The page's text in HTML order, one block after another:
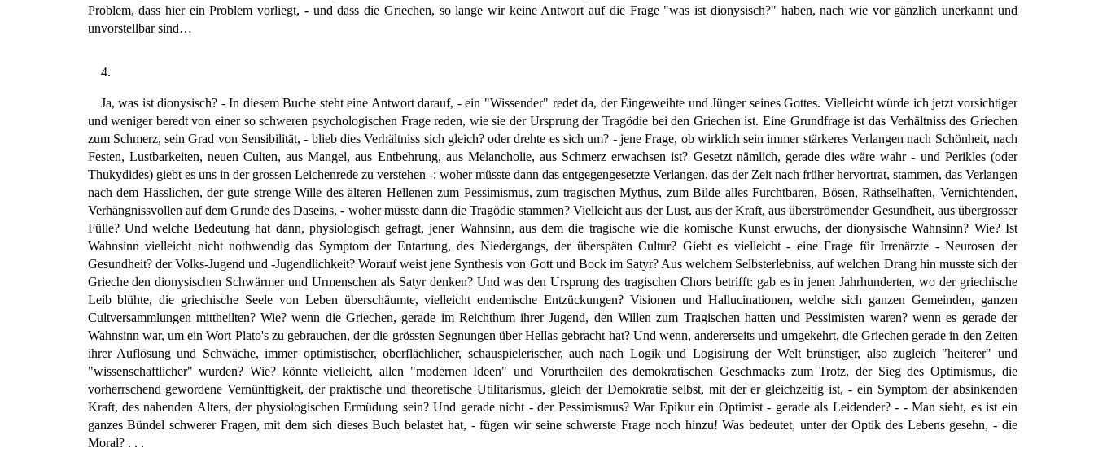
Problem, dass hier ein Problem vorliegt, - und dass die Griechen, so lange wir keine Antwort auf die Frage "was ist dionysisch?" haben, nach wie vor gänzlich unerkannt und
unvorstellbar sind…
4.
Ja, was ist dionysisch? - In diesem Buche steht eine Antwort darauf, - ein "Wissender" redet da, der Eingeweihte und Jünger seines Gottes. Vielleicht würde ich jetzt vorsichtiger
und weniger beredt von einer so schweren psychologischen Frage reden, wie sie der Ursprung der Tragödie bei den Griechen ist. Eine Grundfrage ist das Verhältniss des Griechen
zum Schmerz, sein Grad von Sensibilität, - blieb dies Verhältniss sich gleich? oder drehte es sich um? - jene Frage, ob wirklich sein immer stärkeres Verlangen nach Schönheit, nach
Festen, Lustbarkeiten, neuen Culten, aus Mangel, aus Entbehrung, aus Melancholie, aus Schmerz erwachsen ist? Gesetzt nämlich, gerade dies wäre wahr - und Perikles (oder
Thukydides) giebt es uns in der grossen Leichenrede zu verstehen -: woher müsste dann das entgegengesetzte Verlangen, das der Zeit nach früher hervortrat, stammen, das Verlangen
nach dem Hässlichen, der gute strenge Wille des älteren Hellenen zum Pessimismus, zum tragischen Mythus, zum Bilde alles Furchtbaren, Bösen, Räthselhaften, Vernichtenden,
Verhängnissvollen auf dem Grunde des Daseins, - woher müsste dann die Tragödie stammen? Vielleicht aus der Lust, aus der Kraft, aus überströmender Gesundheit, aus übergrosser
Fülle? Und welche Bedeutung hat dann, physiologisch gefragt, jener Wahnsinn, aus dem die tragische wie die komische Kunst erwuchs, der dionysische Wahnsinn? Wie? Ist
Wahnsinn vielleicht nicht nothwendig das Symptom der Entartung, des Niedergangs, der überspäten Cultur? Giebt es vielleicht - eine Frage für Irrenärzte - Neurosen der
Gesundheit? der Volks-Jugend und -Jugendlichkeit? Worauf weist jene Synthesis von Gott und Bock im Satyr? Aus welchem Selbsterlebniss, auf welchen Drang hin musste sich der
Grieche den dionysischen Schwärmer und Urmenschen als Satyr denken? Und was den Ursprung des tragischen Chors betrifft: gab es in jenen Jahrhunderten, wo der griechische
Leib blühte, die griechische Seele von Leben überschäumte, vielleicht endemische Entzückungen? Visionen und Hallucinationen, welche sich ganzen Gemeinden, ganzen
Cultversammlungen mittheilten? Wie? wenn die Griechen, gerade im Reichthum ihrer Jugend, den Willen zum Tragischen hatten und Pessimisten waren? wenn es gerade der
Wahnsinn war, um ein Wort Plato's zu gebrauchen, der die grössten Segnungen über Hellas gebracht hat? Und wenn, andererseits und umgekehrt, die Griechen gerade in den Zeiten
ihrer Auflösung und Schwäche, immer optimistischer, oberflächlicher, schauspielerischer, auch nach Logik und Logisirung der Welt brünstiger, also zugleich "heiterer" und
"wissenschaftlicher" wurden? Wie? könnte vielleicht, allen "modernen Ideen" und Vorurtheilen des demokratischen Geschmacks zum Trotz, der Sieg des Optimismus, die
vorherrschend gewordene Vernünftigkeit, der praktische und theoretische Utilitarismus, gleich der Demokratie selbst, mit der er gleichzeitig ist, - ein Symptom der absinkenden
Kraft, des nahenden Alters, der physiologischen Ermüdung sein? Und gerade nicht - der Pessimismus? War Epikur ein Optimist - gerade als Leidender? - - Man sieht, es ist ein
ganzes Bündel schwerer Fragen, mit dem sich dieses Buch belastet hat, - fügen wir seine schwerste Frage noch hinzu! Was bedeutet, unter der Optik des Lebens gesehn, - die
Moral? . . .